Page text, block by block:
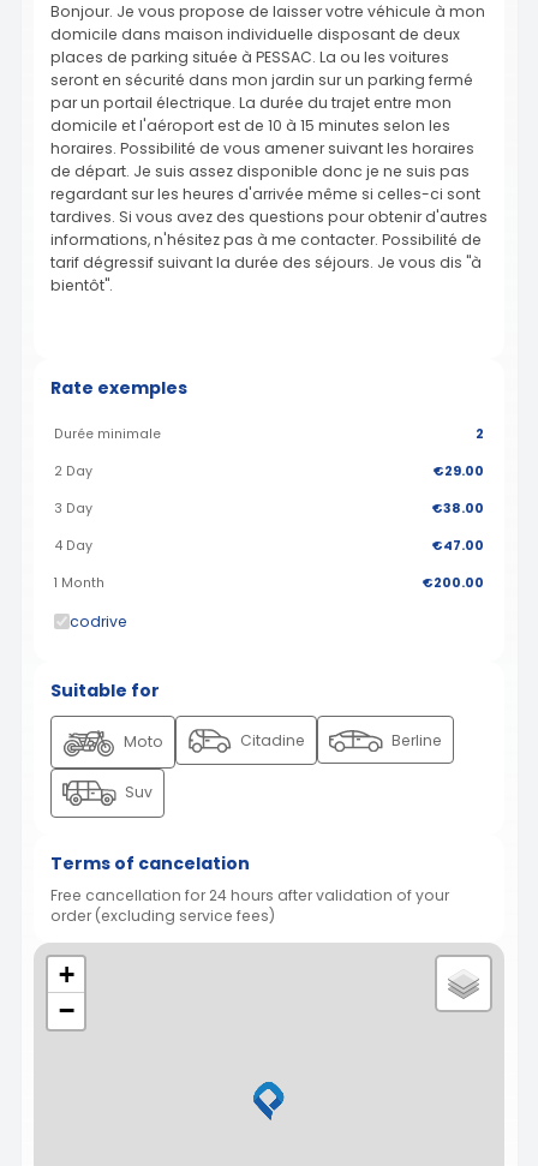
Bonjour. Je vous propose de laisser votre véhicule à mon
domicile dans maison individuelle disposant de deux
places de parking située à PESSAC. La ou les voitures
seront en sécurité dans mon jardin sur un parking fermé
par un portail électrique. La durée du trajet entre mon
domicile et l'aéroport est de 10 à 15 minutes selon les
horaires. Possibilité de vous amener suivant les horaires
de départ. Je suis assez disponible donc je ne suis pas
regardant sur les heures d'arrivée même si celles-ci sont
tardives. Si vous avez des questions pour obtenir d'autres
informations, n'hésitez pas à me contacter. Possibilité de
tarif dégressif suivant la durée des séjours. Je vous dis "à
bientôt".
Rate exemples
Durée minimale 2
2 Day €29.00
3 Day €38.00
4 Day €47.00
1 Month €200.00
codrive
Suitable for
Moto Citadine Berline
Suv
Terms of cancelation
Free cancellation for 24 hours after validation of your
order (excluding service fees)
+
−